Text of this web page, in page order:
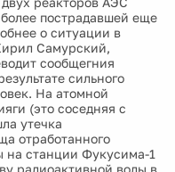
пострадавшей еще
о ситуации в
Самурский,
сообщегния
сильного
На атомной
(это соседняя с
утечка
отработанного
на станции Фукусима-1